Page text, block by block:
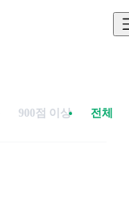
900점 이상 전체